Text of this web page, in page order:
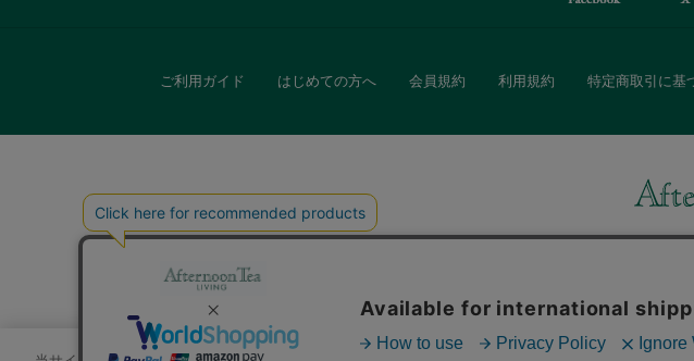
ご利用ガイド はじめての方へ 会員規約 利用規約 特定商取引に基
また、ギフトセットなどギフ
「ソーシャルギフト